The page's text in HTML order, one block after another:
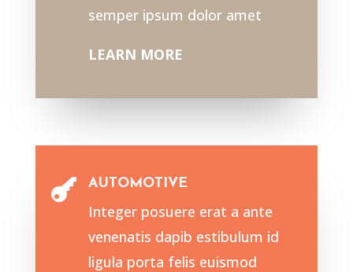
semper ipsum dolor amet
LEARN MORE
 AUTOMOTIVE
Integer posuere erat a ante
venenatis dapib estibulum id
ligula porta felis euismod